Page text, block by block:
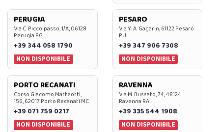
PERUGIA
Via C. Piccolpasso, 1/A, 06128
Perugia PG
+39 344 058 1790
NON DISPONIBILE
PESARO
Via Y. A. Gagarin, 61122 Pesaro
PU
+39 347 906 7308
NON DISPONIBILE
PORTO RECANATI
Corso Giacomo Matteotti,
156, 62017 Porto Recanati MC
+39 071 759 0217
NON DISPONIBILE
RAVENNA
Via M. Bussato, 74, 48124
Ravenna RA
+39 335 544 1908
NON DISPONIBILE